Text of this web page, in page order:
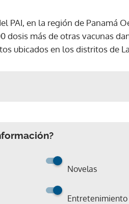
PAI, en la región de Panamá
dosis más de otras vacunas
ubicados en los distritos de
Novelas
Entretenimiento